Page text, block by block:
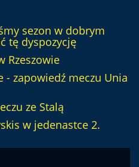
sezon w dobrym
tę dyspozycję
Rzeszowie
- zapowiedź meczu Unia
ze Stalą
w jedenastce 2.